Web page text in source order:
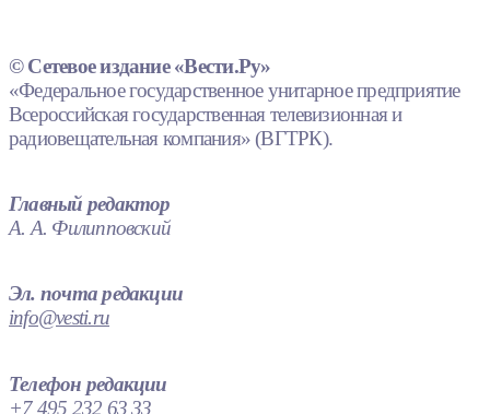
© Сетевое издание «Вести.Ру»
«Федеральное государственное унитарное предприятие
Всероссийская государственная телевизионная и
радиовещательная компания» (ВГТРК).
Главный редактор
А. А. Филипповский
Эл. почта редакции
info@vesti.ru
Телефон редакции
+7 495 232 63 33